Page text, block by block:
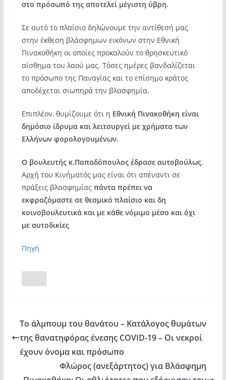
στο πρόσωπό της αποτελεί μέγιστη ύβρη.
Σε αυτό το πλαίσιο δηλώνουμε την αντίθεσή μας
στην έκθεση βλάσφημων εικόνων στην Εθνική
Πινακοθήκη οι οποίες προκαλούν το θρησκευτικό
αίσθημα του λαού μας. Τόσες ημέρες βανδαλίζεται
το πρόσωπο της Παναγίας και το επίσημο κράτος
αποδέχεται σιωπηρά την βλασφημία.
Επιπλέον, θυμίζουμε ότι η Εθνική Πινακοθήκη είναι
δημόσιο ίδρυμα και λειτουργεί με χρήματα των
Ελλήνων φορολογουμένων.
Ο βουλευτής κ.Παπαδόπουλος έδρασε αυτοβούλως.
Αρχή του Κινήματός μας είναι ότι απέναντι σε
πράξεις βλασφημίας πάντα πρέπει να
εκφραζόμαστε σε θεσμικό πλαίσιο και δη
κοινοβουλευτικά και με κάθε νόμιμο μέσο και όχι
με αυτοδικίες
Πηγή
Το άλμπουμ του θανάτου – Κατάλογος θυμάτων
της θανατηφόρας ένεσης COVID-19 – Οι νεκροί
έχουν όνομα και πρόσωπο
Φλώρος (ανεξάρτητος) για Βλάσφημη